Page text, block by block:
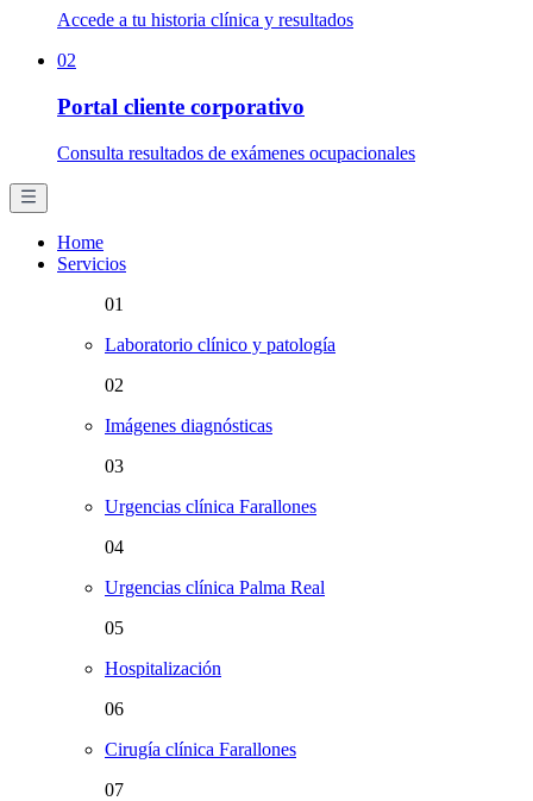
Accede a tu historia clínica y resultados
02
Portal cliente corporativo
Consulta resultados de exámenes ocupacionales
Home
Servicios
01
Laboratorio clínico y patología
02
Imágenes diagnósticas
03
Urgencias clínica Farallones
04
Urgencias clínica Palma Real
05
Hospitalización
06
Cirugía clínica Farallones
07